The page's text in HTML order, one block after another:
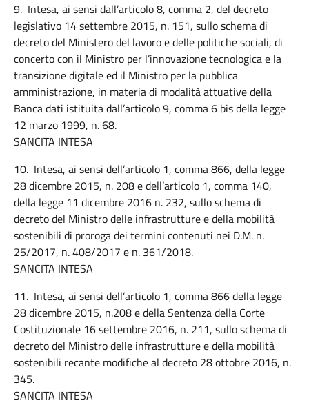
9. Intesa, ai sensi dall’articolo 8, comma 2, del decreto
legislativo 14 settembre 2015, n. 151, sullo schema di
decreto del Ministero del lavoro e delle politiche sociali, di
concerto con il Ministro per l’innovazione tecnologica e la
transizione digitale ed il Ministro per la pubblica
amministrazione, in materia di modalità attuative della
Banca dati istituita dall’articolo 9, comma 6 bis della legge
12 marzo 1999, n. 68.
SANCITA INTESA
10. Intesa, ai sensi dell’articolo 1, comma 866, della legge
28 dicembre 2015, n. 208 e dell’articolo 1, comma 140,
della legge 11 dicembre 2016 n. 232, sullo schema di
decreto del Ministro delle infrastrutture e della mobilità
sostenibili di proroga dei termini contenuti nei D.M. n.
25/2017, n. 408/2017 e n. 361/2018.
SANCITA INTESA
11. Intesa, ai sensi dell’articolo 1, comma 866 della legge
28 dicembre 2015, n.208 e della Sentenza della Corte
Costituzionale 16 settembre 2016, n. 211, sullo schema di
decreto del Ministro delle infrastrutture e della mobilità
sostenibili recante modifiche al decreto 28 ottobre 2016, n.
345.
SANCITA INTESA